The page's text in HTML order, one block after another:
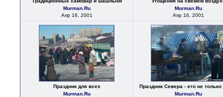
Murman.Ru
Апр 16, 2001
Murman.Ru
Апр 16, 2001
Праздник для всех
Murman.Ru
Праздник Севера - это не только
Murman.Ru